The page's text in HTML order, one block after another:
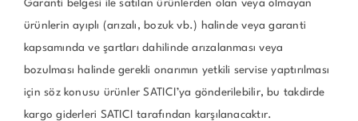
Garanti belgesi ile satılan ürünlerden olan veya olmayan
ürünlerin ayıplı (arızalı, bozuk vb.) halinde veya garanti
kapsamında ve şartları dahilinde arızalanması veya
bozulması halinde gerekli onarımın yetkili servise yaptırılması
için söz konusu ürünler SATICI’ya gönderilebilir, bu takdirde
kargo giderleri SATICI tarafından karşılanacaktır.